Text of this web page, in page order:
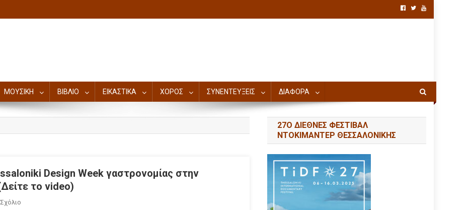
ΜΟΥΣΙΚΗ ΒΙΒΛΙΟ ΕΙΚΑΣΤΙΚΑ ΧΟΡΟΣ ΣΥΝΕΝΤΕΥΞΕΙΣ ΔΙΑΦΟΡΑ
Design Week γαστρονομίας στην
το video)
27Ο ΔΙΕΘΝΕΣ ΦΕΣΤΙΒΑΛ
ΝΤΟΚΙΜΑΝΤΕΡ ΘΕΣΣΑΛΟΝΙΚΗΣ